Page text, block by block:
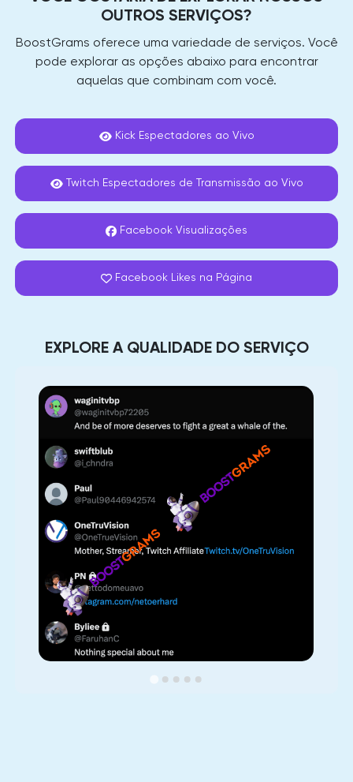
OUTROS SERVIÇOS?
BoostGrams oferece uma variedade de serviços. Você
pode explorar as opções abaixo para encontrar
aquelas que combinam com você.
Kick Espectadores ao Vivo
Twitch Espectadores de Transmissão ao Vivo
Facebook Visualizações
Facebook Likes na Página
EXPLORE A QUALIDADE DO SERVIÇO